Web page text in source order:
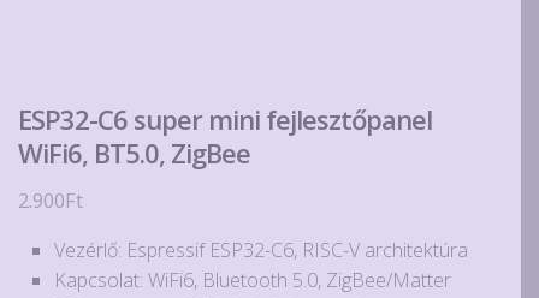
ESP32-C6 super mini fejlesztőpanel
WiFi6, BT5.0, ZigBee
2.900Ft
Vezérlő: Espressif ESP32-C6, RISC-V architektúra
Kapcsolat: WiFi6, Bluetooth 5.0, ZigBee/Matter